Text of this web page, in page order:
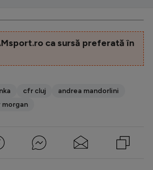
ca sursă preferată în
cfr cluj
andrea mandorlini
morgan